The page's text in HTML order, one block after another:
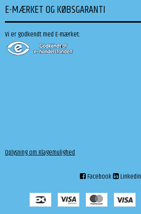
E-MÆRKET OG KØBSGARANTI
Vi er godkendt med E-mærket:
Oplysning om Klagemulighed
Facebook Linkedin